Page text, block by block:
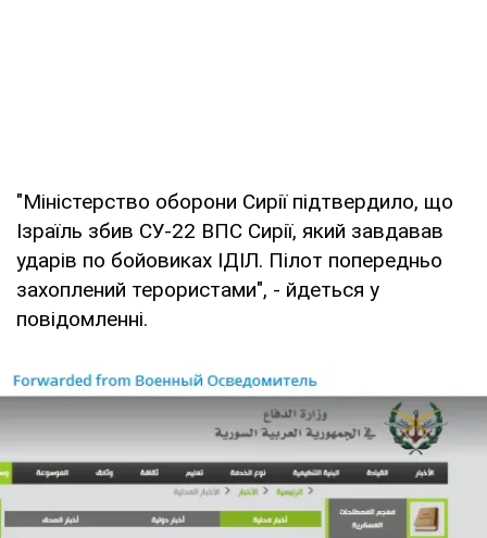
"Міністерство оборони Сирії підтвердило, що
Ізраїль збив СУ-22 ВПС Сирії, який завдавав
ударів по бойовиках ІДІЛ. Пілот попередньо
захоплений терористами", - йдеться у
повідомленні.